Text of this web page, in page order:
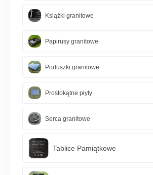
Książki granitowe
Papirusy granitowe
Poduszki granitowe
Prostokątne płyty
Serca granitowe
Tablice Pamiątkowe